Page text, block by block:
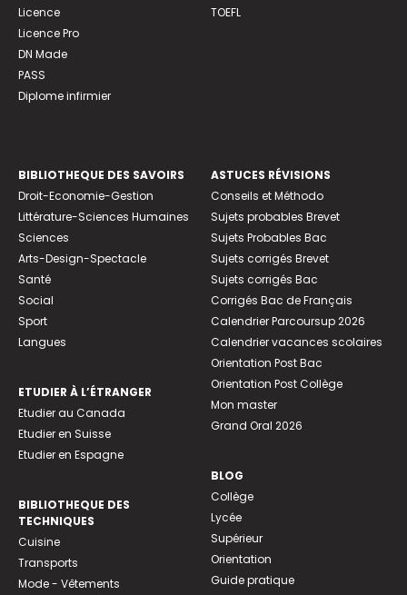
Licence
Licence Pro
DN Made
PASS
Diplome infirmier
TOEFL
BIBLIOTHEQUE DES SAVOIRS
Droit-Economie-Gestion
Littérature-Sciences Humaines
Sciences
Arts-Design-Spectacle
Santé
Social
Sport
Langues
ETUDIER À L’ÉTRANGER
Etudier au Canada
Etudier en Suisse
Etudier en Espagne
BIBLIOTHEQUE DES
TECHNIQUES
Cuisine
Transports
Mode - Vêtements
ASTUCES RÉVISIONS
Conseils et Méthodo
Sujets probables Brevet
Sujets Probables Bac
Sujets corrigés Brevet
Sujets corrigés Bac
Corrigés Bac de Français
Calendrier Parcoursup 2026
Calendrier vacances scolaires
Orientation Post Bac
Orientation Post Collège
Mon master
Grand Oral 2026
BLOG
Collège
Lycée
Supérieur
Orientation
Guide pratique